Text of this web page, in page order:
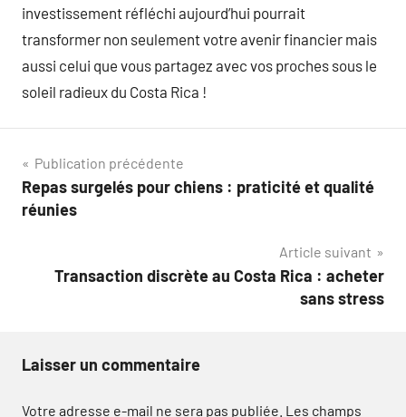
investissement réfléchi aujourd’hui pourrait
transformer non seulement votre avenir financier mais
aussi celui que vous partagez avec vos proches sous le
soleil radieux du Costa Rica !
Navigation
de
Publication précédente
Repas surgelés pour chiens : praticité et qualité
réunies
Article suivant
Transaction discrète au Costa Rica : acheter
sans stress
Laisser un commentaire
Votre adresse e-mail ne sera pas publiée. Les champs